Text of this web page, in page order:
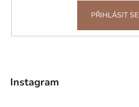
PŘIHLÁSIT SE
Instagram